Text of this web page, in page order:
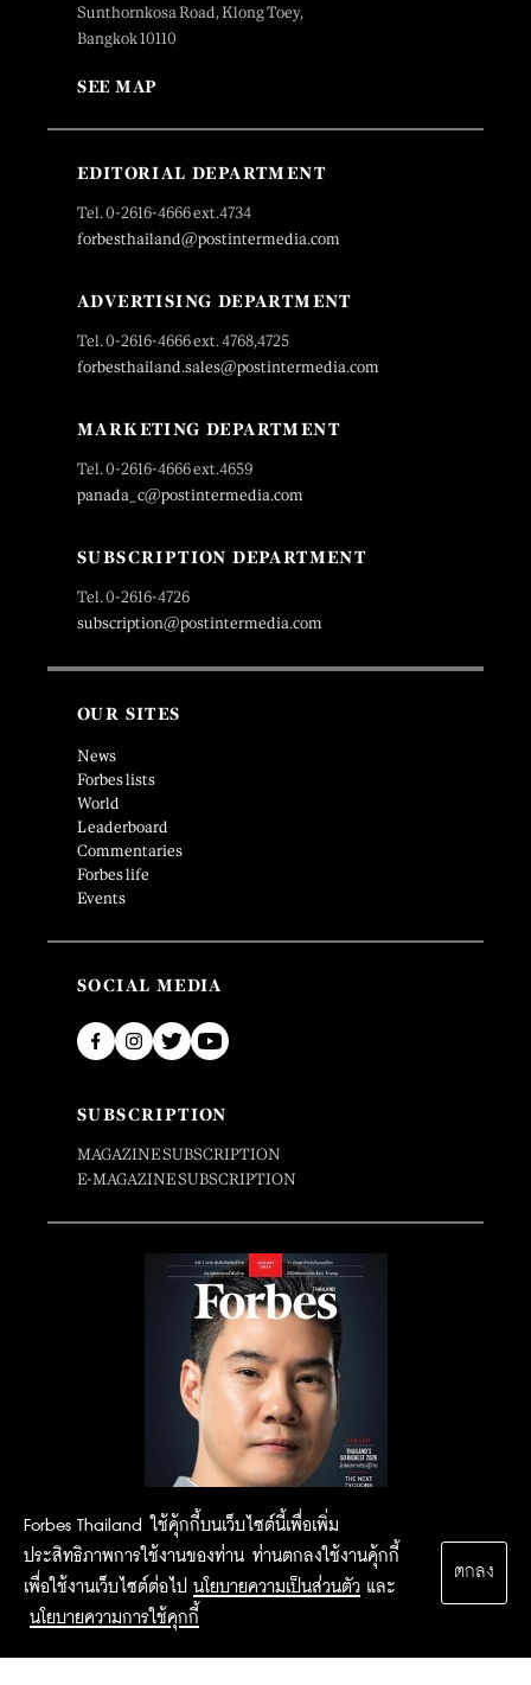
Forbes Thailand ใช้คุ้กกี้บนเว็บไซต์นี้เพื่อเพิ่ม
ประสิทธิภาพการใช้งานของท่าน ท่านตกลงใช้งานคุ้กกี้
เพื่อใช้งานเว็บไซต์ต่อไป นโยบายความเป็นส่วนตัว และ
นโยบายความการใช้คุกกี้
ตกลง
Sunthornkosa Road, Klong Toey,
Bangkok 10110
SEE MAP
EDITORIAL DEPARTMENT
Tel. 0-2616-4666 ext.4734
forbesthailand@postintermedia.com
ADVERTISING DEPARTMENT
Tel. 0-2616-4666 ext. 4768,4725
forbesthailand.sales@postintermedia.com
MARKETING DEPARTMENT
Tel. 0-2616-4666 ext.4659
panada_c@postintermedia.com
SUBSCRIPTION DEPARTMENT
Tel. 0-2616-4726
subscription@postintermedia.com
OUR SITES
News
Forbes lists
World
Leaderboard
Commentaries
Forbes life
Events
SOCIAL MEDIA
SUBSCRIPTION
MAGAZINE SUBSCRIPTION
E-MAGAZINE SUBSCRIPTION
2015 Forbesthailand.com ALL RIGHTS RESERVED